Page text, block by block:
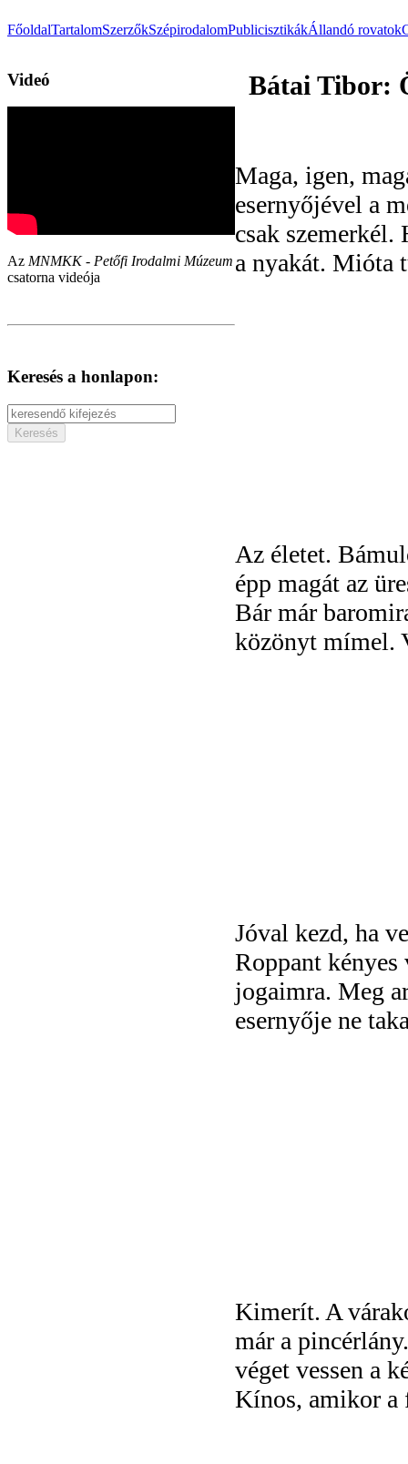
FőoldalTartalomSzerzőkSzépirodalomPublicisztikákÁllandó rovatok
Videó
Az MNMKK - Petőfi Irodalmi Múzeum
csatorna videója
Keresés a honlapon:
Bátai Tibor:
Maga, igen,
esernyőjével a
csak szemerkél.
a nyakát. Mióta
Az életet.
épp magát az
Bár már
közönyt mímel.
Jóval kezd, ha
Roppant
jogaimra. Meg
esernyője ne
Kimerít. A
már a
véget vessen a
Kínos, amikor a